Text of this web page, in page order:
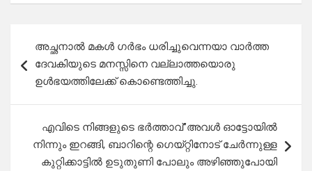
navigation
അച്ഛനാൽ മകൾ ഗർഭം ധരിച്ചുവെന്നയാ വാർത്ത
ദേവകിയുടെ മനസ്സിനെ വല്ലാത്തയൊരു
ഉൾഭയത്തിലേക്ക് കൊണ്ടെത്തിച്ചു.
എവിടെ നിങ്ങളുടെ ഭർത്താവ്”അവൾ ഓട്ടോയിൽ
നിന്നും ഇറങ്ങി, ബാറിന്റെ ഗെയ്റ്റിനോട് ചേർന്നുള്ള
കുറ്റിക്കാട്ടിൽ ഉടുതുണി പോലും അഴിഞ്ഞുപോയി